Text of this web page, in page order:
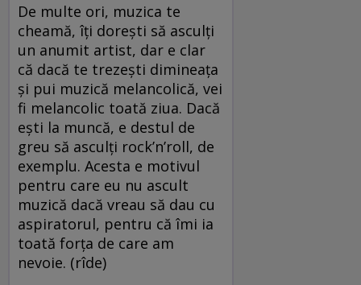
De multe ori, muzica te
cheamă, îți dorești să asculți
un anumit artist, dar e clar
că dacă te trezești dimineața
și pui muzică melancolică, vei
fi melancolic toată ziua. Dacă
ești la muncă, e destul de
greu să asculți rock’n’roll, de
exemplu. Acesta e motivul
pentru care eu nu ascult
muzică dacă vreau să dau cu
aspiratorul, pentru că îmi ia
toată forța de care am
nevoie. (rîde)